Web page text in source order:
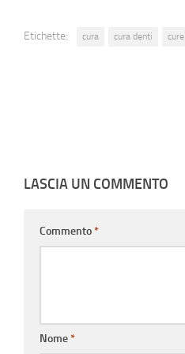
Etichette: cura cura denti cure
LASCIA UN COMMENTO
Commento*
Nome*